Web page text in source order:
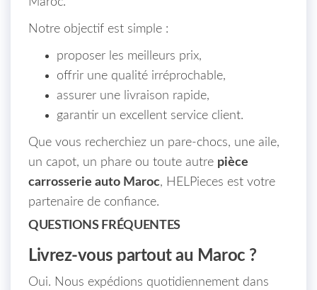
Notre objectif est simple :
proposer les meilleurs prix,
offrir une qualité irréprochable,
assurer une livraison rapide,
garantir un excellent service client.
Que vous recherchiez un pare-chocs, une aile,
un capot, un phare ou toute autre pièce
carrosserie auto Maroc, HELPieces est votre
partenaire de confiance.
QUESTIONS FRÉQUENTES
Livrez-vous partout au Maroc ?
Oui. Nous expédions quotidiennement dans